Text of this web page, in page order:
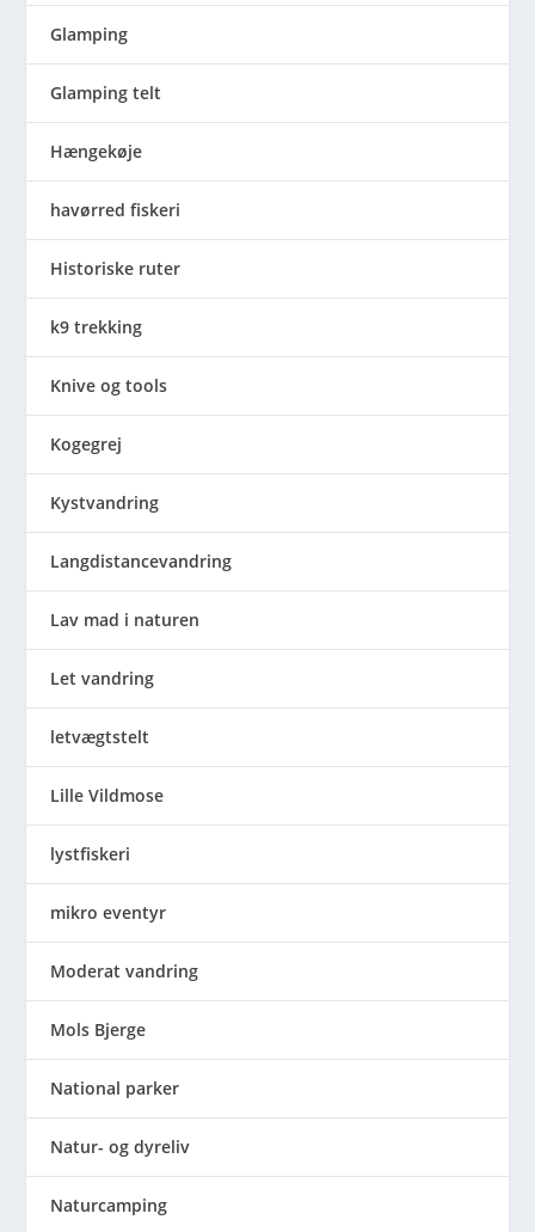
Glamping
Glamping telt
Hængekøje
havørred fiskeri
Historiske ruter
k9 trekking
Knive og tools
Kogegrej
Kystvandring
Langdistancevandring
Lav mad i naturen
Let vandring
letvægtstelt
Lille Vildmose
lystfiskeri
mikro eventyr
Moderat vandring
Mols Bjerge
National parker
Natur- og dyreliv
Naturcamping